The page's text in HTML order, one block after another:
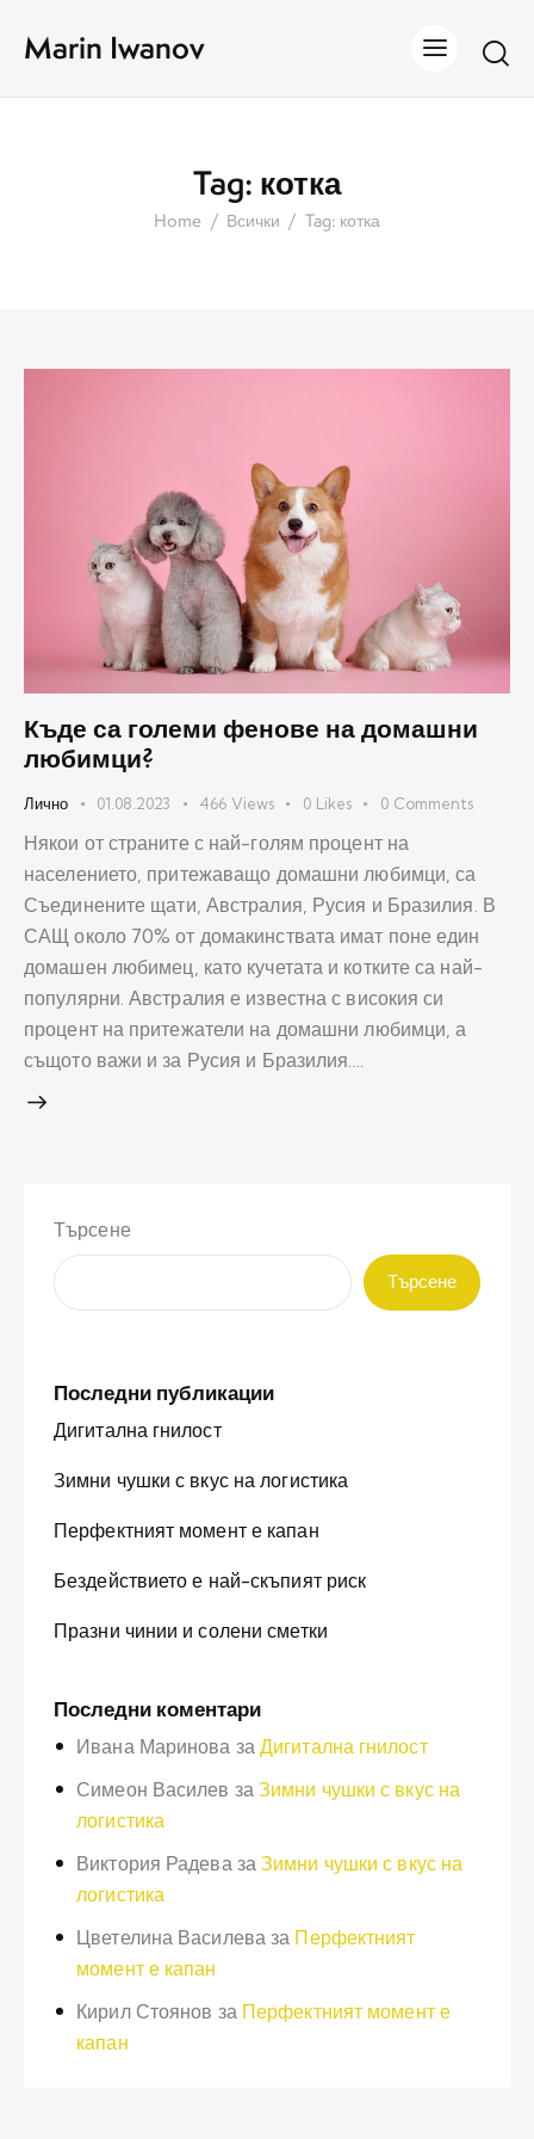
Marin Iwanov
Tag: котка
Home Всички Tag: котка
Къде са големи фенове на домашни
любимци?
Лично 01.08.2023 466 Views 0 Likes 0 Comments
Някои от страните с най-голям процент на
населението, притежаващо домашни любимци, са
Съединените щати, Австралия, Русия и Бразилия. В
САЩ около 70% от домакинствата имат поне един
домашен любимец, като кучетата и котките са най-
популярни. Австралия е известна с високия си
процент на притежатели на домашни любимци, а
същото важи и за Русия и Бразилия.…
Търсене
Търсене
Последни публикации
Дигитална гнилост
Зимни чушки с вкус на логистика
Перфектният момент е капан
Бездействието е най-скъпият риск
Празни чинии и солени сметки
Последни коментари
Ивана Маринова за Дигитална гнилост
Симеон Василев за Зимни чушки с вкус на
логистика
Виктория Радева заЗимни чушки с вкус на
логистика
Цветелина Василева за Перфектният
момент е капан
Кирил Стоянов за Перфектният момент е
капан